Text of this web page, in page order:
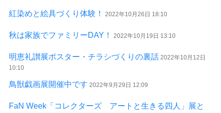
紅染めと絵具づくり体験！ 2022年10月26日 18:10
秋は家族でファミリーDAY！ 2022年10月19日 13:10
明恵礼讃展ポスター・チラシづくりの裏話 2022年10月12日
10:10
鳥獣戯画展開催中です 2022年9月29日 12:09
FaN Week「コレクターズ アートと生きる四人」展と